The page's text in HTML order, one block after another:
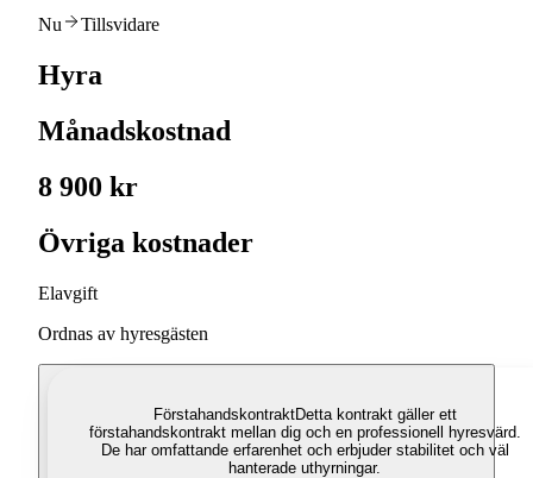
Nu Tillsvidare
Hyra
Månadskostnad
8 900 kr
Övriga kostnader
Elavgift
Ordnas av hyresgästen
FörstahandskontraktDetta kontrakt gäller ett
förstahandskontrakt mellan dig och en professionell hyresvärd.
De har omfattande erfarenhet och erbjuder stabilitet och väl
hanterade uthyrningar.